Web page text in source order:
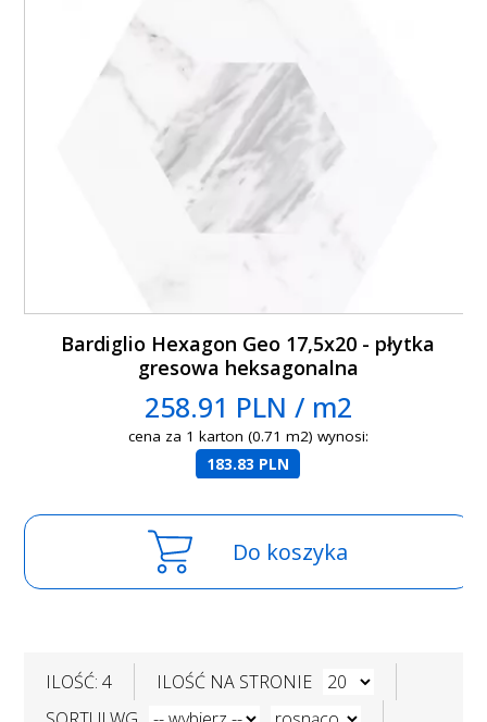
Bardiglio Hexagon Geo 17,5x20 - płytka
gresowa heksagonalna
258.91 PLN / m2
cena za 1 karton (0.71 m2) wynosi:
183.83 PLN
Do koszyka
ILOŚĆ: 4
ILOŚĆ NA STRONIE